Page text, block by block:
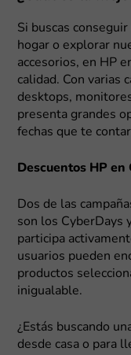
Si buscas
hogar o explorar
accesorios, en HP
calidad. Con varias
desktops,
presenta grandes
fechas que te
Descuentos HP
Dos de las
son los CyberDays
participa
usuarios pueden
productos
inigualable.
¿Estás buscando
desde casa o para